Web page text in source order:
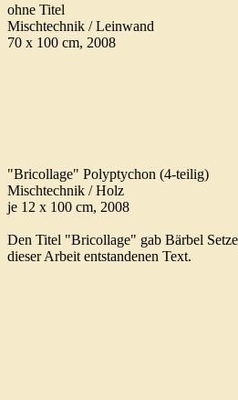
ohne Titel
Mischtechnik / Leinwand
70 x 100 cm, 2008
"Bricollage" Polyptychon (4-teilig)
Mischtechnik / Holz
je 12 x 100 cm, 2008
Den Titel "Bricollage" gab Bärbel
dieser Arbeit entstandenen Text.